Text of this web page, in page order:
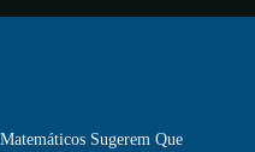
Sugerem Que